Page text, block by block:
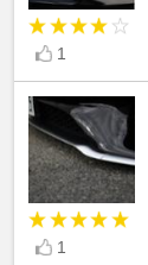
1
1